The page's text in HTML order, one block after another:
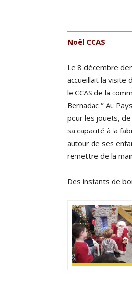
Noël CCAS
Le 8 décembre
accueillait la visite
le CCAS de la
Bernadac ‘’ Au
pour les jouets,
sa capacité à la
autour de ses
remettre de la
Des instants de